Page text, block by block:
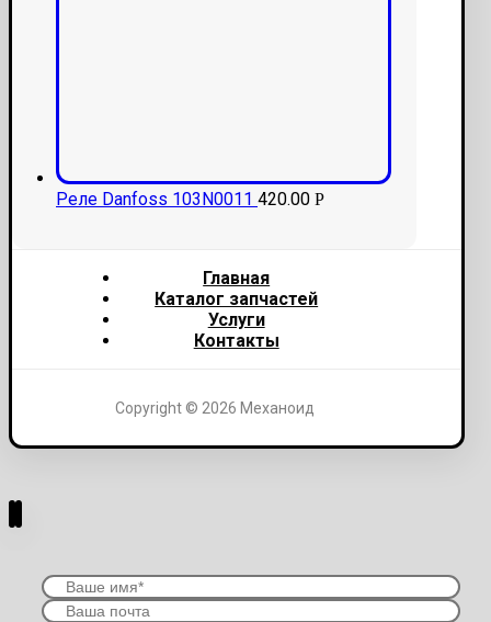
Реле Danfoss 103N0011 420.00 Р
Главная
Каталог запчастей
Услуги
Контакты
Copyright © 2026 Механоид